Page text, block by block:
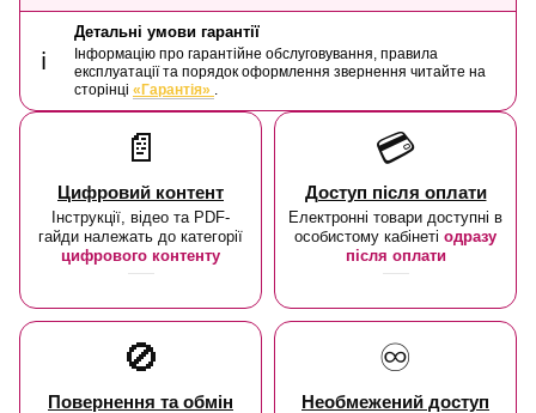
ℹ️
Детальні умови гарантії
Інформацію про гарантійне обслуговування, правила
експлуатації та порядок оформлення звернення читайте на
сторінці «Гарантія» .
📄
Цифровий контент
Інструкції, відео та PDF-
гайди належать до категорії
цифрового контенту
💳
Доступ після оплати
Електронні товари доступні в
особистому кабінеті одразу
після оплати
🚫
Повернення та обмін
♾️
Необмежений доступ